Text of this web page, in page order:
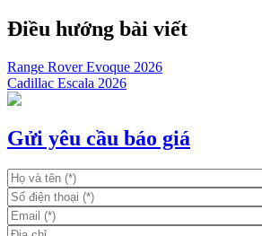
Điều hướng bài viết
Range Rover Evoque 2026
Cadillac Escala 2026
Gửi yêu cầu báo giá